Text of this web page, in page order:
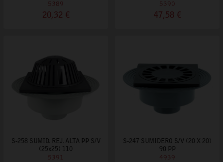
5389
20,32 €
5390
47,58 €
S-258 SUMID. REJ. ALTA PP S/V
(25x25) 110
5391
S-247 SUMIDERO S/V (20 X 20)
90 PP
4939